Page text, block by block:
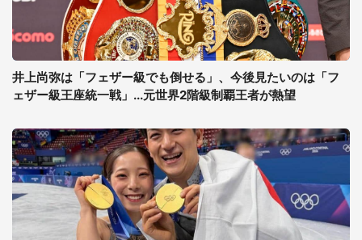
井上尚弥は「フェザー級でも倒せる」、今後見たいのは「フ
ェザー級王座統一戦」...元世界2階級制覇王者が熱望